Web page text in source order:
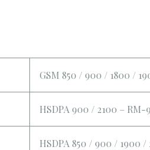
GSM 850 / 900 / 1800 /
HSDPA 900 / 2100 – RM-
HSDPA 850 / 900 / 1900 /